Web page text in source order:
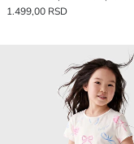
1.499,00 RSD